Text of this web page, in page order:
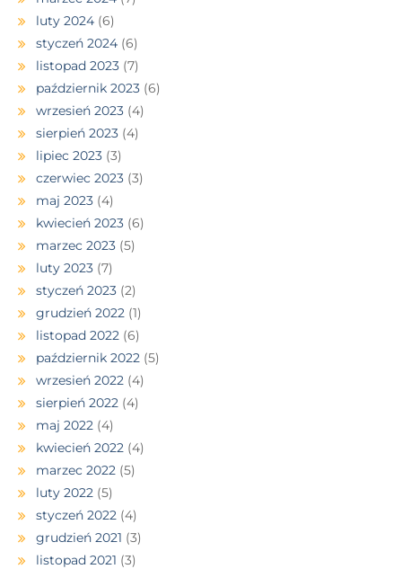
luty 2024 (6)
styczeń 2024 (6)
listopad 2023 (7)
październik 2023 (6)
wrzesień 2023 (4)
sierpień 2023 (4)
lipiec 2023 (3)
czerwiec 2023 (3)
maj 2023 (4)
kwiecień 2023 (6)
marzec 2023 (5)
luty 2023 (7)
styczeń 2023 (2)
grudzień 2022 (1)
listopad 2022 (6)
październik 2022 (5)
wrzesień 2022 (4)
sierpień 2022 (4)
maj 2022 (4)
kwiecień 2022 (4)
marzec 2022 (5)
luty 2022 (5)
styczeń 2022 (4)
grudzień 2021 (3)
listopad 2021 (3)